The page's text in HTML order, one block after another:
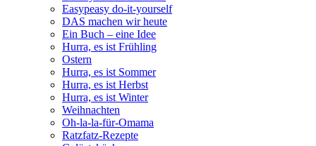
Easypeasy do-it-yourself
DAS machen wir heute
Ein Buch – eine Idee
Hurra, es ist Frühling
Ostern
Hurra, es ist Sommer
Hurra, es ist Herbst
Hurra, es ist Winter
Weihnachten
Oh-la-la-für-Omama
Ratzfatz-Rezepte